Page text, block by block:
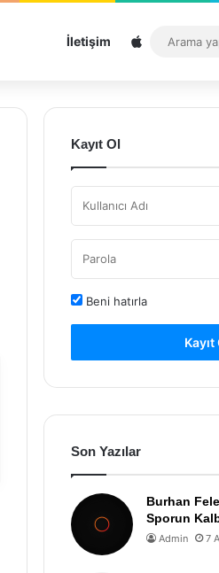
İletişim Sitemap
Kayıt Ol
Beni hatırla
Kayıt
Son Yazılar
Burhan
Sporun
Admin 7